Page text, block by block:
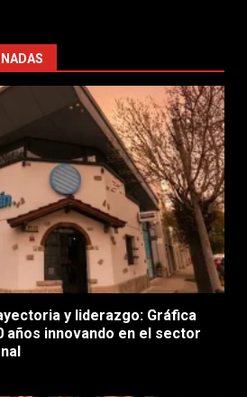
y liderazgo: Gráfica
años innovando en el sector